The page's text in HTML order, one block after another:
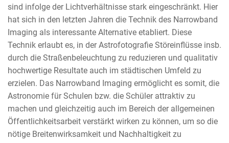
sind infolge der Lichtverhältnisse stark eingeschränkt. Hier
hat sich in den letzten Jahren die Technik des Narrowband
Imaging als interessante Alternative etabliert. Diese
Technik erlaubt es, in der Astrofotografie Störeinflüsse insb.
durch die Straßenbeleuchtung zu reduzieren und qualitativ
hochwertige Resultate auch im städtischen Umfeld zu
erzielen. Das Narrowband Imaging ermöglicht es somit, die
Astronomie für Schulen bzw. die Schüler attraktiv zu
machen und gleichzeitig auch im Bereich der allgemeinen
Öffentlichkeitsarbeit verstärkt wirken zu können, um so die
nötige Breitenwirksamkeit und Nachhaltigkeit zu